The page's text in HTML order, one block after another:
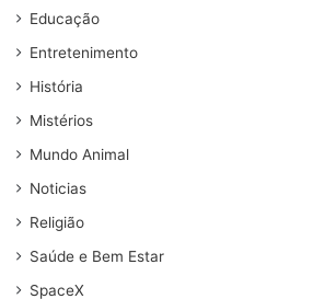
Educação
Entretenimento
História
Mistérios
Mundo Animal
Noticias
Religião
Saúde e Bem Estar
SpaceX